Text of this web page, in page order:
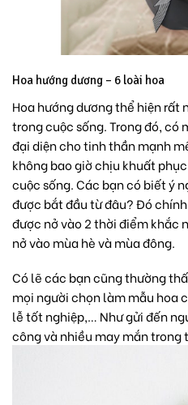
Hoa hướng dương – 6 loài hoa
Hoa hướng dương thể hiện rất
trong cuộc sống. Trong đó, có
đại diện cho tinh thần mạnh
không bao giờ chịu khuất
cuộc sống. Các bạn có biết ý
được bắt đầu từ đâu? Đó
được nở vào 2 thời điểm khắc
nở vào mùa hè và mùa đông.
Có lẽ các bạn cũng thường
mọi người chọn làm mẫu hoa
lễ tốt nghiệp,… Như gửi đến
công và nhiều may mắn trong